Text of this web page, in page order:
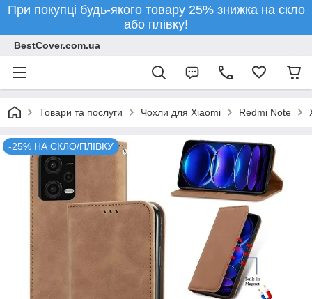
При покупці будь-якого товару 25% знижка на скло
або плівку!
BestCover.com.ua
Товари та послуги Чохли для Xiaomi Redmi Note
-25% НА СКЛО/ПЛІВКУ